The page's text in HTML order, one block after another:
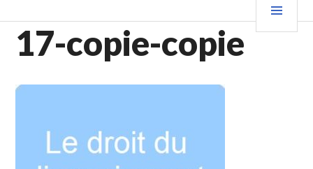
au
contenu
principal
17-copie-copie